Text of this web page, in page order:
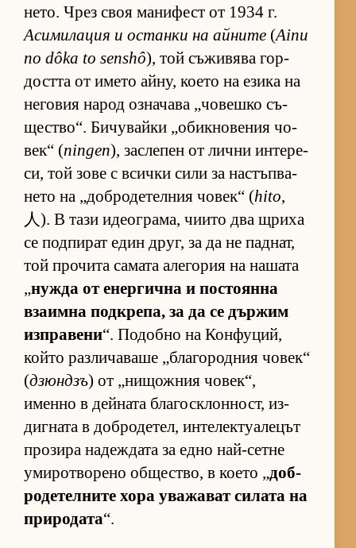
не­то. Чрез своя ма­ни­фест от 1934 г.
Аси­ми­ла­ция и ос­танки на ай­ните (Ainu
no dôka to senshô), той съ­жи­вява гор­
достта от името ай­ну, ко­ето на езика на
не­го­вия на­род оз­на­чава „чо­вешко съ­
щес­т­во“. Би­чу­вайки „о­бик­но­ве­ния чо­
век“ (ningen), зас­ле­пен от лични ин­те­ре­
си, той зове с всички сили за нас­тъп­ва­
нето на „доб­ро­де­тел­ния чо­век“ (hito,
人). В тази иде­ог­ра­ма, чи­ито два щриха
се под­пи­рат един друг, за да не пад­нат,
той про­чита са­мата але­го­рия на на­шата
„нужда от енер­гична и пос­то­янна
вза­имна под­к­ре­па, за да се дър­жим
из­п­ра­вени“. По­добно на Кон­фу­ций,
който раз­ли­ча­ваше „бла­го­род­ния чо­век“
(дзюндзъ) от „ни­щож­ния чо­век“,
именно в дей­ната бла­гос­к­лон­ност, из­
диг­ната в доб­ро­де­тел, ин­те­лек­ту­а­ле­цът
про­зира на­деж­дата за едно най-сетне
уми­рот­во­рено об­щес­т­во, в ко­ето „доб­
ро­де­тел­ните хора ува­жа­ват си­лата на
при­ро­дата“.